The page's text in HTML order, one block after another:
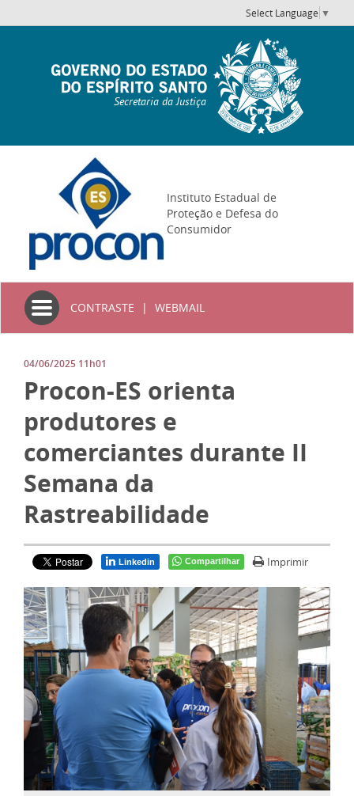
Select Language ▼
Secretaria da Justiça
Instituto Estadual de
Proteção e Defesa do
Consumidor
Toggle
navigation
CONTRASTE | WEBMAIL
04/06/2025 11h01
Procon-ES orienta
produtores e
comerciantes durante II
Semana da
Rastreabilidade
Linkedin Compartilhar Imprimir